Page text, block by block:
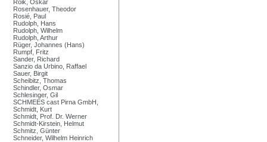
Roik, Oskar
Rosenhauer, Theodor
Rosié, Paul
Rudolph, Hans
Rudolph, Wilhelm
Rudolph, Arthur
Rüger, Johannes (Hans)
Rumpf, Fritz
Sander, Richard
Sanzio da Urbino, Raffael
Sauer, Birgit
Scheibitz, Thomas
Schindler, Osmar
Schlesinger, Gil
SCHMEES cast Pirna GmbH,
Schmidt, Kurt
Schmidt, Prof. Dr. Werner
Schmidt-Kirstein, Helmut
Schmitz, Günter
Schneider, Wilhelm Heinrich